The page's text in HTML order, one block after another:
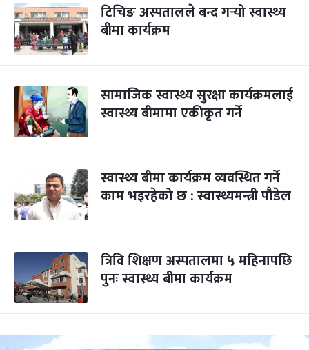
टिचिङ अस्पतालले बन्द गर्‍यो स्वास्थ्य
बीमा कार्यक्रम
सामाजिक स्वास्थ्य सुरक्षा कार्यक्रमलाई
स्वास्थ्य बीमामा एकीकृत गर्ने
स्वास्थ्य बीमा कार्यक्रम व्यवस्थित गर्ने
काम भइरहेको छ : स्वास्थ्यमन्त्री पौडेल
त्रिवि शिक्षण अस्पतालमा ५ महिनापछि
पुनः स्वास्थ्य बीमा कार्यक्रम